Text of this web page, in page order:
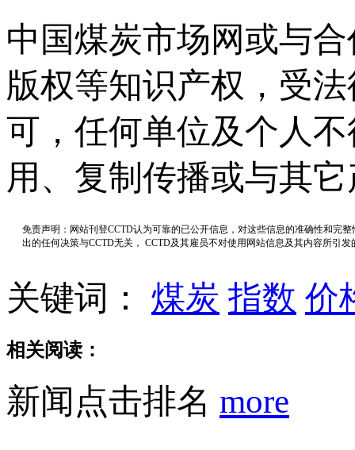
中国煤炭市场网或与
版权等知识产权，受
可，任何单位及个人
用、复制传播或与其
免责声明：网站刊登CCTD认为可靠的已公开信息，对这些信息的准确性和完
出的任何决策与CCTD无关， CCTD及其雇员不对使用网站信息及其内容所引
关键词： 煤炭 指数 价
相关阅读：
新闻点击排名 more